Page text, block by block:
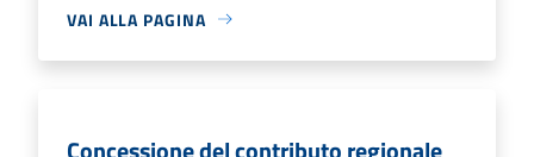
VAI ALLA PAGINA